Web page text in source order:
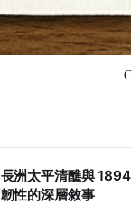
長洲太平清醮與
韌性的深層敘事